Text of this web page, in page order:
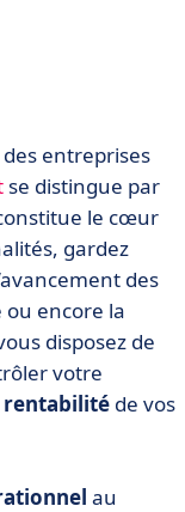
entreprises
se distingue par
le cœur
gardez
des
encore la
disposez de
votre
rentabilité de vos
au